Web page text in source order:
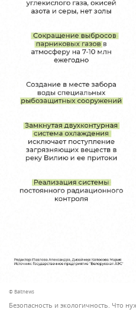
© Baltnews
Безопасность и экологичность. Что